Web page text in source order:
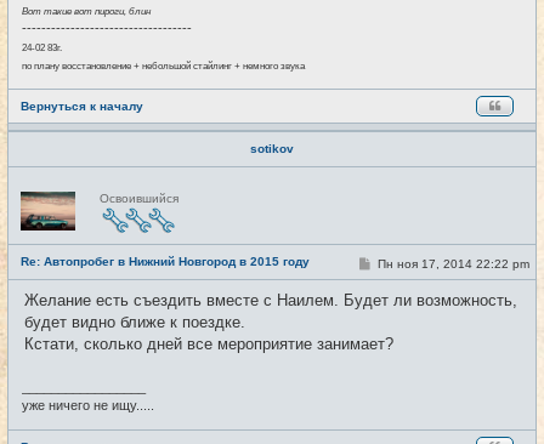
Вот такие вот пироги, блин
-----------------------------------
24-02 83г.
по плану восстановление + небольшой стайлинг + немного звука
Вернуться к началу
sotikov
Н
е
в
с
е
т
и
Освоившийся
Re: Автопробег в Нижний Новгород в 2015 году #15
С
о
б
н
Пн ноя 17, 2014 22:22 pm
Желание есть съездить вместе с Наилем. Будет ли возможность,
будет видно ближе к поездке.
Кстати, сколько дней все мероприятие занимает?
уже ничего не ищу.....